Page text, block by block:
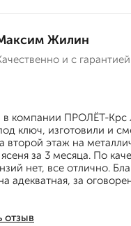
Жилин
и с гарантией
отзыв
в компании ПРОЛЁТ-Крс
ключ, изготовили и
второй этаж на
за 3 месяца. По
нет, все отлично.
адекватная, за